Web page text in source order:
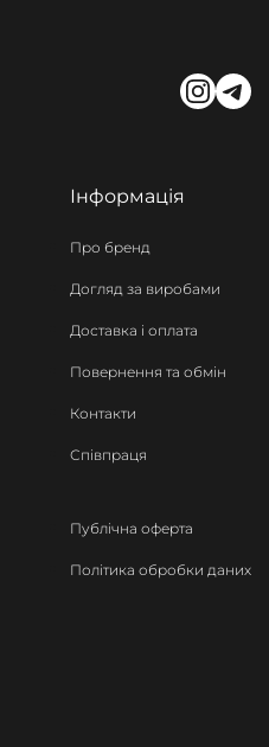
Інформація
Про бренд
Догляд за виробами
Доставка і оплата
Повернення та обмін
Контакти
Співпраця
Публічна оферта
Політика обробки даних